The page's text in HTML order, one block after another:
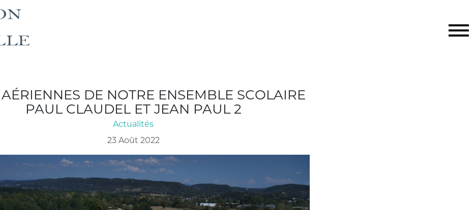
DE NOTRE ENSEMBLE SCOLAIRE
PAUL CLAUDEL ET JEAN PAUL 2
Actualités
23 Août 2022